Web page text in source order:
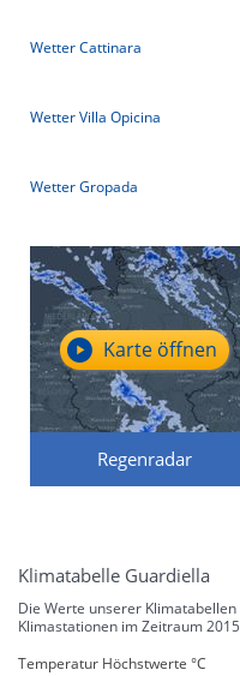
Wetter Cattinara
Wetter Villa Opicina
Wetter Gropada
Regenradar
Karte öffnen
Klimatabelle Guardiella
Die Werte unserer
Klimastationen im Zeitraum
Temperatur Höchstwerte °C